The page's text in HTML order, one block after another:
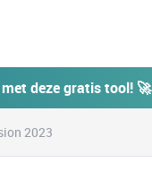
deze gratis tool! 🚀
2023